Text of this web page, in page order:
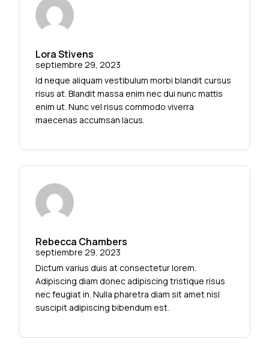
Lora Stivens
septiembre 29, 2023
Id neque aliquam vestibulum morbi blandit cursus
risus at. Blandit massa enim nec dui nunc mattis
enim ut. Nunc vel risus commodo viverra
maecenas accumsan lacus.
Rebecca Chambers
septiembre 29, 2023
Dictum varius duis at consectetur lorem.
Adipiscing diam donec adipiscing tristique risus
nec feugiat in. Nulla pharetra diam sit amet nisl
suscipit adipiscing bibendum est.